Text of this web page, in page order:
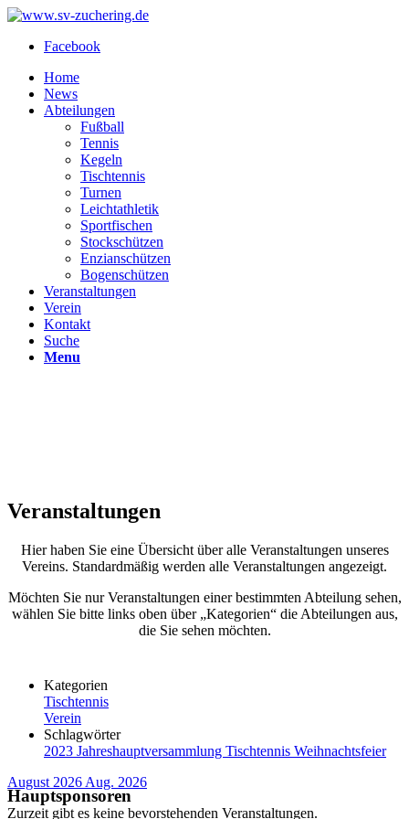
Facebook
Home
News
Abteilungen
Fußball
Tennis
Kegeln
Tischtennis
Turnen
Leichtathletik
Sportfischen
Stockschützen
Enzianschützen
Bogenschützen
Veranstaltungen
Verein
Kontakt
Suche
Menu
Veranstaltungen
Hier haben Sie eine Übersicht über alle Veranstaltungen unseres
Vereins. Standardmäßig werden alle Veranstaltungen angezeigt.
Möchten Sie nur Veranstaltungen einer bestimmten Abteilung sehen,
wählen Sie bitte links oben über „Kategorien“ die Abteilungen aus,
die Sie sehen möchten.
Kategorien
Tischtennis
Verein
Schlagwörter
2023 Jahreshauptversammlung Tischtennis Weihnachtsfeier
August 2026 Aug. 2026
Zurzeit gibt es keine bevorstehenden Veranstaltungen.
Hauptsponsoren